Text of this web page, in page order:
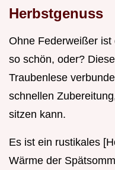
Herbstgenuss
Ohne Federweißer
so schön, oder?
Traubenlese
schnellen
sitzen kann.
Es ist ein rustikales
Wärme der